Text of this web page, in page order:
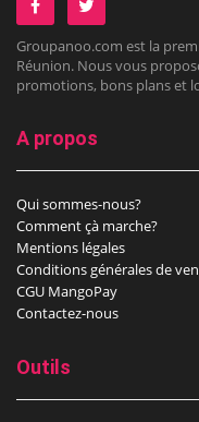
Groupanoo.com est la
Réunion. Nous vous
promotions, bons plans et
A propos
Qui sommes-nous?
Comment çà marche?
Mentions légales
Conditions générales de
CGU MangoPay
Contactez-nous
Outils